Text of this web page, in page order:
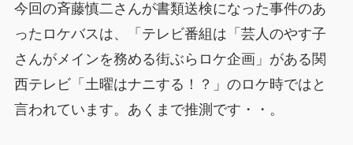
今回の斉藤慎二さんが書類送検になった事件のあ
ったロケバスは、「テレビ番組は「芸人のやす子
さんがメインを務める街ぶらロケ企画」がある関
西テレビ「土曜はナニする！？」のロケ時ではと
言われています。あくまで推測です・・。